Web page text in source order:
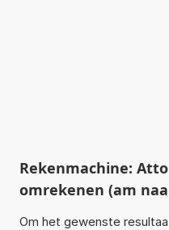
Rekenmachine:
omrekenen (am
Om het gewenste